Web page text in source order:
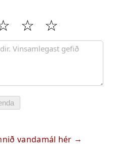
vandamál hér